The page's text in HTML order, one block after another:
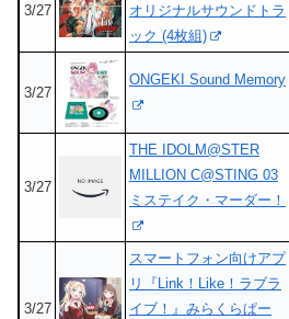
3/27
オリジナルサウンドトラ
ック (4枚組)
3/27
ONGEKI Sound Memory
3/27
THE IDOLM@STER
MILLION C@STING 03
ミステイク・マーダー！
3/27
スマートフォン向けアプ
リ『Link！Like！ラブラ
イブ！』みらくらぱー